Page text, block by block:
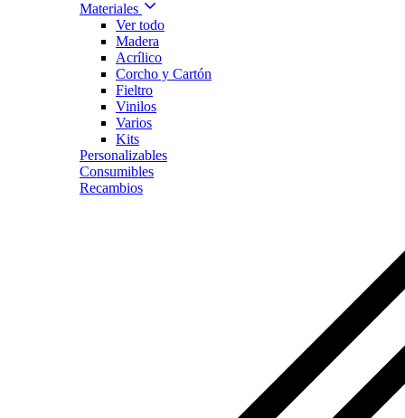
Materiales
Ver todo
Madera
Acrílico
Corcho y Cartón
Fieltro
Vinilos
Varios
Kits
Personalizables
Consumibles
Recambios